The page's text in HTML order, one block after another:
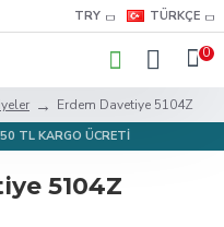
TRY TÜRKÇE
0
Erdem Davetiye 5104Z
TL KARGO ÜCRETİ
5104Z